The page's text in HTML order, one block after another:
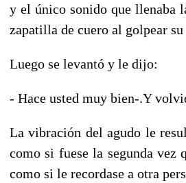
y el único sonido que llenaba
zapatilla de cuero al golpear
Luego se levantó y le dijo:
- Hace usted muy bien-.Y
La vibración del agudo le
como si fuese la segunda vez
como si le recordase a otra